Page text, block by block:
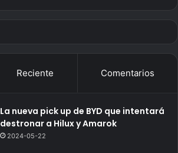
Reciente Comentarios
La nueva pick up de BYD que intentará
destronar a Hilux y Amarok
2024-05-22